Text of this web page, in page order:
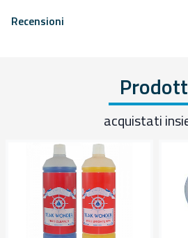
Recensioni
acquistati